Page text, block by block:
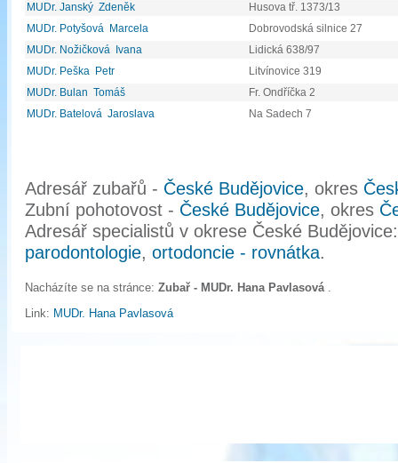
MUDr. Janský Zdeněk
Husova tř. 1373/13
MUDr. Potyšová Marcela
Dobrovodská silnice 27
MUDr. Nožičková Ivana
Lidická 638/97
MUDr. Peška Petr
Litvínovice 319
MUDr. Bulan Tomáš
Fr. Ondříčka 2
MUDr. Batelová Jaroslava
Na Sadech 7
Adresář zubařů - České Budějovice, okres
Zubní pohotovost - České Budějovice, okres
Adresář specialistů v okrese České
parodontologie, ortodoncie - rovnátka.
Nacházíte se na stránce: Zubař - MUDr. Hana Pavlasová .
Link: MUDr. Hana Pavlasová